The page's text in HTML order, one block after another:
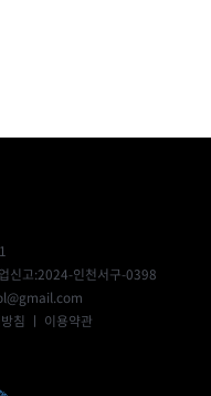
신고:2024-인천서구-0398
침 ㅣ 이용약관